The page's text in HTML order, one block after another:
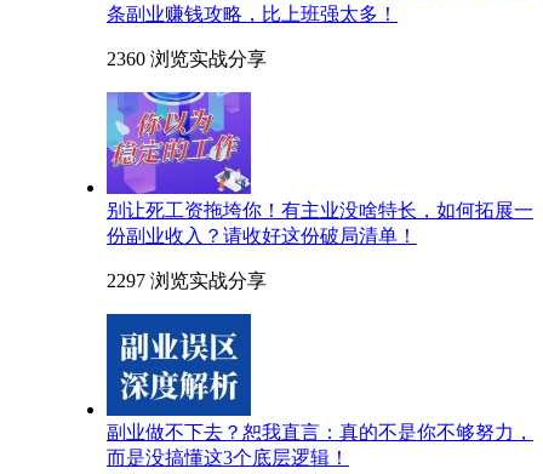
条副业赚钱攻略，比上班强太多！
2360 浏览实战分享
别让死工资拖垮你！有主业没啥特长，如何拓展一
份副业收入？请收好这份破局清单！
2297 浏览实战分享
副业做不下去？恕我直言：真的不是你不够努力，
而是没搞懂这3个底层逻辑！